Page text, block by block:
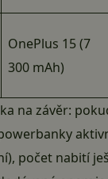
OnePlus 15 (7
300 mAh)
na závěr:
počet nabití